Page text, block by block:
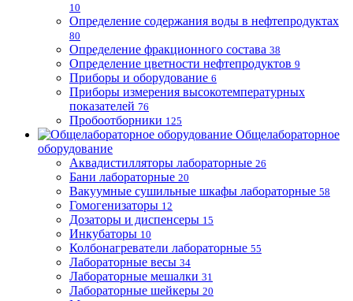
10
Определение содержания воды в нефтепродуктах
80
Определение фракционного состава 38
Определение цветности нефтепродуктов 9
Приборы и оборудование 6
Приборы измерения высокотемпературных
показателей 76
Пробоотборники 125
Общелабораторное
оборудование
Аквадистилляторы лабораторные 26
Бани лабораторные 20
Вакуумные сушильные шкафы лабораторные 58
Гомогенизаторы 12
Дозаторы и диспенсеры 15
Инкубаторы 10
Колбонагреватели лабораторные 55
Лабораторные весы 34
Лабораторные мешалки 31
Лабораторные шейкеры 20